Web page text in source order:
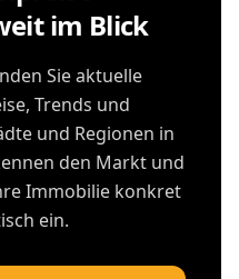
im Blick
Sie aktuelle
Trends und
und Regionen in
den Markt und
Immobilie konkret
ein.